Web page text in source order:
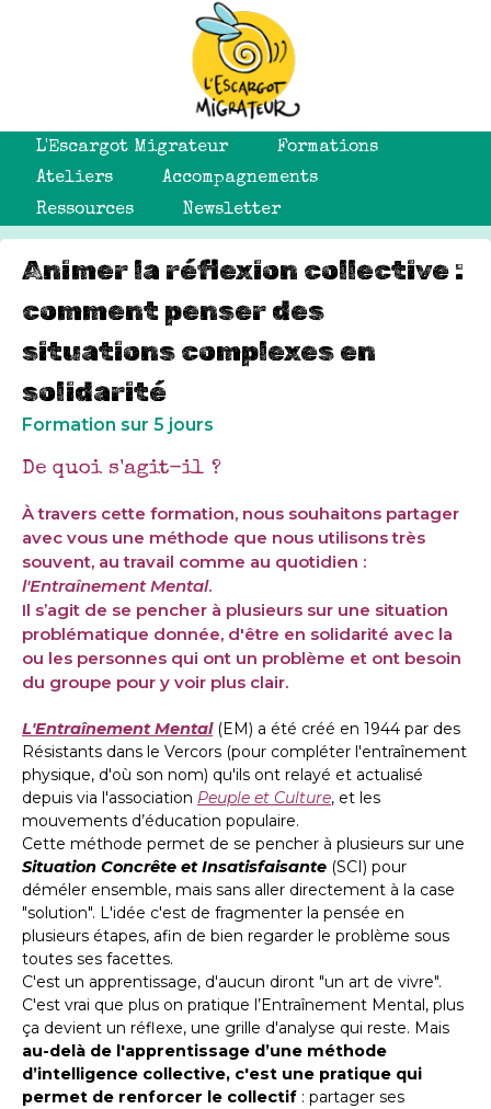
L'Escargot Migrateur
Formations
Ateliers
Accompagnements
Ressources
Newsletter
Animer la réflexion collective :
comment penser des
situations complexes en
solidarité
Formation sur 5 jours
De quoi s'agit-il ?
À travers cette formation, nous souhaitons partager
avec vous une méthode que nous utilisons très
souvent, au travail comme au quotidien :
l'Entraînement Mental.
Il s’agit de se pencher à plusieurs sur une situation
problématique donnée, d'être en solidarité avec la
ou les personnes qui ont un problème et ont besoin
du groupe pour y voir plus clair.
L'Entraînement Mental (EM) a été créé en 1944 par des
Résistants dans le Vercors (pour compléter l'entraînement
physique, d'où son nom) qu'ils ont relayé et actualisé
depuis via l'association Peuple et Culture, et les
mouvements d’éducation populaire.
Cette méthode permet de se pencher à plusieurs sur une
Situation Concrête et Insatisfaisante (SCI) pour
déméler ensemble, mais sans aller directement à la case
"solution". L'idée c'est de fragmenter la pensée en
plusieurs étapes, afin de bien regarder le problème sous
toutes ses facettes.
C'est un apprentissage, d'aucun diront "un art de vivre".
C'est vrai que plus on pratique l’Entraînement Mental, plus
ça devient un réflexe, une grille d'analyse qui reste. Mais
au-delà de l'apprentissage d’une méthode
d’intelligence collective, c'est une pratique qui
permet de renforcer le collectif : partager ses